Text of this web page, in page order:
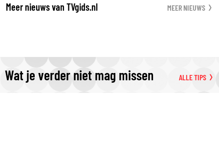
Meer nieuws van TVgids.nl MEER NIEUWS
Wat je verder niet mag missen ALLE TIPS